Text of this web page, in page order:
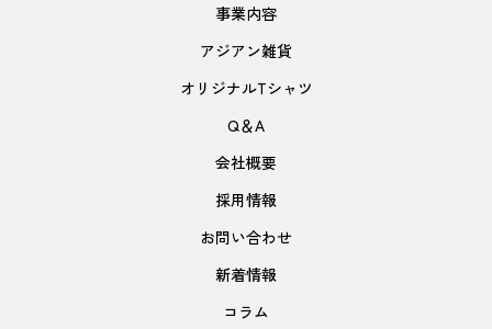
事業内容
アジアン雑貨
オリジナルTシャツ
Q＆A
会社概要
採用情報
お問い合わせ
新着情報
コラム